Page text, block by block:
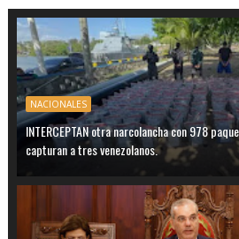
NACIONALES
INTERCEPTAN otra narcolancha con 978
capturan a tres venezolanos.